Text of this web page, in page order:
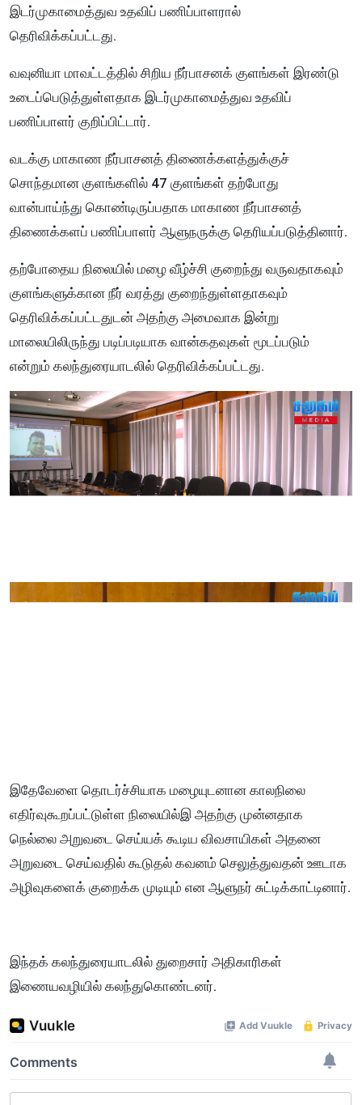
இடர்முகாமைத்துவ உதவிப் பணிப்பாளரால்
தெரிவிக்கப்பட்டது.
வவுனியா மாவட்டத்தில் சிறிய நீர்பாசனக் குளங்கள் இரண்டு
உடைப்பெடுத்துள்ளதாக இடர்முகாமைத்துவ உதவிப்
பணிப்பாளர் குறிப்பிட்டார்.
வடக்கு மாகாண நீர்பாசனத் திணைக்களத்துக்குச்
சொந்தமான குளங்களில் 47 குளங்கள் தற்போது
வான்பாய்ந்து கொண்டிருப்பதாக மாகாண நீர்பாசனத்
திணைக்களப் பணிப்பாளர் ஆளுநருக்கு தெரியப்படுத்தினார்.
தற்போதைய நிலையில் மழை வீழ்ச்சி குறைந்து வருவதாகவும்
குளங்களுக்கான நீர் வரத்து குறைந்துள்ளதாகவும்
தெரிவிக்கப்பட்டதுடன் அதற்கு அமைவாக இன்று
மாலையிலிருந்து படிப்படியாக வான்கதவுகள் மூடப்படும்
என்றும் கலந்துரையாடலில் தெரிவிக்கப்பட்டது.
இதேவேளை தொடர்ச்சியாக மழையுடனான காலநிலை
எதிர்வுகூறப்பட்டுள்ள நிலையில்இ அதற்கு முன்னதாக
நெல்லை அறுவடை செய்யக் கூடிய விவசாயிகள் அதனை
அறுவடை செய்வதில் கூடுதல் கவனம் செலுத்துவதன் ஊடாக
அழிவுகளைக் குறைக்க முடியும் என ஆளுநர் சுட்டிக்காட்டினார்.
இந்தக் கலந்துரையாடலில் துறைசார் அதிகாரிகள்
இணையவழியில் கலந்துகொண்டனர்.